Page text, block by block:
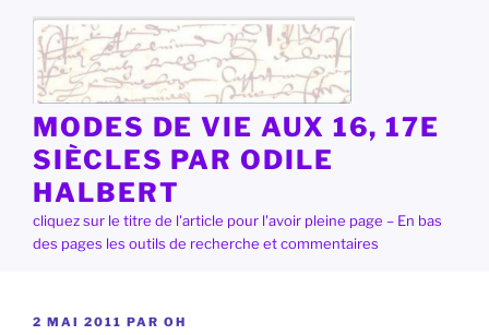
contenu
principal
MODES DE VIE AUX 16, 17E
SIÈCLES PAR ODILE
HALBERT
cliquez sur le titre de l'article pour l'avoir pleine page – En bas
des pages les outils de recherche et commentaires
PUBLIÉ
2 MAI 2011 PAR OH